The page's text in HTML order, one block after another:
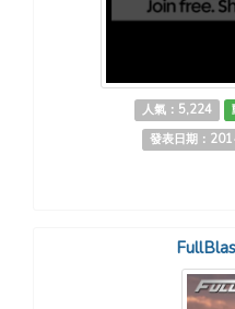
人氣：5,224
發表日期：